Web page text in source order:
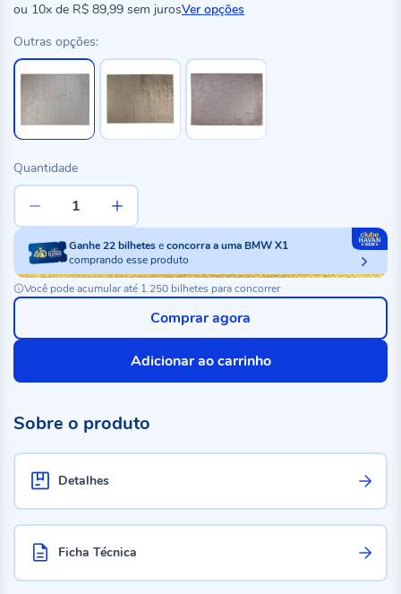
ou 10x de R$ 89,99 sem jurosVer opções
Outras opções:
Quantidade
Ganhe22bilheteseconcorra a uma BMW X1
comprando esse produto
Você pode acumular até 1.250 bilhetes para concorrer
Adicionar ao carrinho
Comprar agora
Sobre o produto
Detalhes
Ficha Técnica